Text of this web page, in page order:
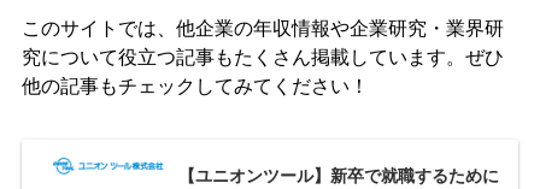
このサイトでは、他企業の年収情報や企業研究・業界研
究について役立つ記事もたくさん掲載しています。ぜひ
他の記事もチェックしてみてください！
【ユニオンツール】新卒で就職するために